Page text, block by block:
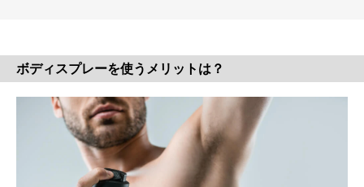
ボディスプレーを使うメリットは？